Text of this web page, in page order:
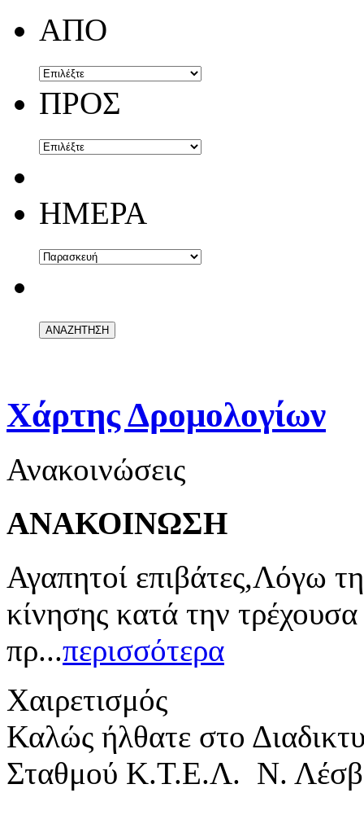
ΑΠΟ
ΠΡΟΣ
ΗΜΕΡΑ
Χάρτης Δρομολογίων
Ανακοινώσεις
ΑΝΑΚΟΙΝΩΣΗ
Αγαπητοί επιβάτες,Λόγω
κίνησης κατά την
πρ...περισσότερα
Χαιρετισμός
Καλώς ήλθατε στο
Σταθμού Κ.Τ.Ε.Λ. Ν.